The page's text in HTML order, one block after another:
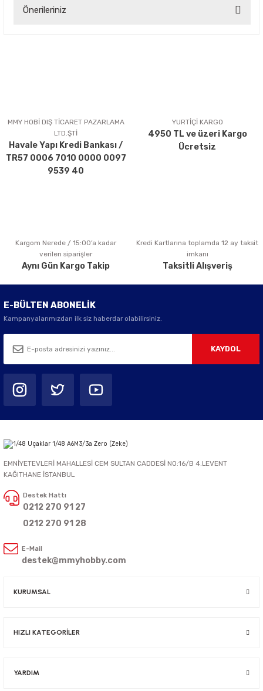
Önerileriniz
Ürün açıklamasında eksik bilgiler bulunuyor.
Ürün bilgilerinde hatalar bulunuyor.
Ürün fiyatı diğer sitelerden daha pahalı.
Bu ürüne benzer farklı alternatifler olmalı.
Gönder
MMY HOBİ DIŞ TİCARET PAZARLAMA
LTD.ŞTİ
Havale Yapı Kredi Bankası /
TR57 0006 7010 0000 0097
9539 40
YURTİÇİ KARGO
4950 TL ve üzeri Kargo
Ücretsiz
Kargom Nerede / 15:00’a kadar
verilen siparişler
Aynı Gün Kargo Takip
Kredi Kartlarına toplamda 12 ay taksit
imkanı
Taksitli Alışveriş
E-BÜLTEN ABONELİK
Kampanyalarımızdan ilk siz haberdar olabilirsiniz.
KAYDOL
EMNİYETEVLERİ MAHALLESİ CEM SULTAN CADDESİ NO:16/B 4.LEVENT
KAĞITHANE İSTANBUL
Destek Hattı
0212 270 91 27
0212 270 91 28
E-Mail
destek@mmyhobby.com
KURUMSAL
HIZLI KATEGORİLER
YARDIM